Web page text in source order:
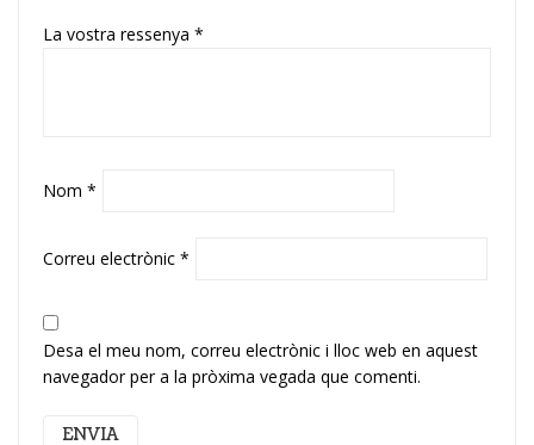
La vostra ressenya *
Nom *
Correu electrònic *
Desa el meu nom, correu electrònic i lloc web en aquest
navegador per a la pròxima vegada que comenti.